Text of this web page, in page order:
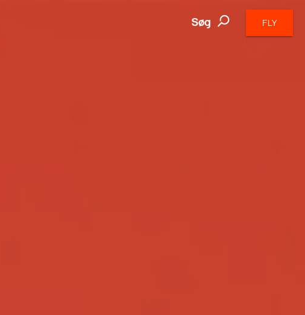
Søg FLY